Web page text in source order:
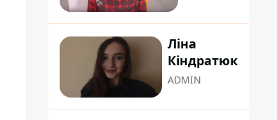
Ліна
Кіндратюк
ADMIN